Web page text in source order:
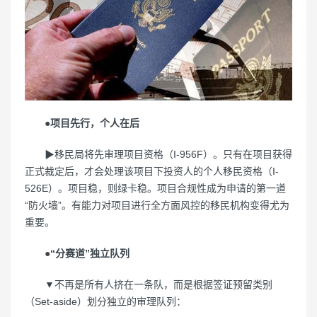
●项目先行，个人在后
▶移民局将先审理项目资格（I-956F）。只有在项目获得
正式裁定后，才会处理该项目下投资人的个人移民资格（I-
526E）。项目稳，则绿卡稳。项目合规性成为申请的第一道
“防火墙”。有能力对项目进行全方面风控的移民机构变得尤为
重要。
●“分赛道”独立队列
▼不再是所有人挤在一条队，而是根据签证预留类别
（Set-aside）划分独立的审理队列：